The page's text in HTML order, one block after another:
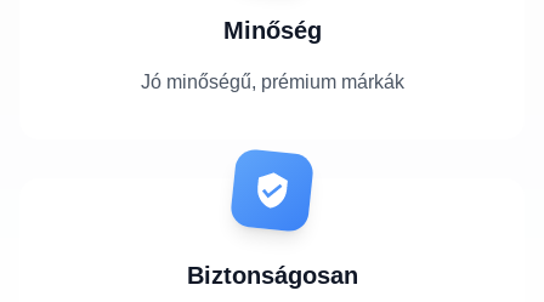
Minőség
Jó minőségű, prémium márkák
Biztonságosan